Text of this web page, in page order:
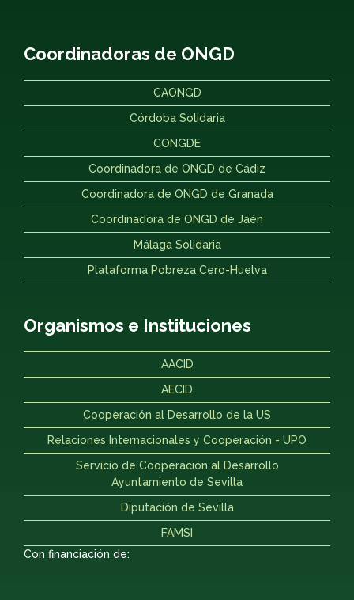
Coordinadoras de ONGD
CAONGD
Córdoba Solidaria
CONGDE
Coordinadora de ONGD de Cádiz
Coordinadora de ONGD de Granada
Coordinadora de ONGD de Jaén
Málaga Solidaria
Plataforma Pobreza Cero-Huelva
Organismos e Instituciones
AACID
AECID
Cooperación al Desarrollo de la US
Relaciones Internacionales y Cooperación - UPO
Servicio de Cooperación al Desarrollo
Ayuntamiento de Sevilla
Diputación de Sevilla
FAMSI
Con financiación de: